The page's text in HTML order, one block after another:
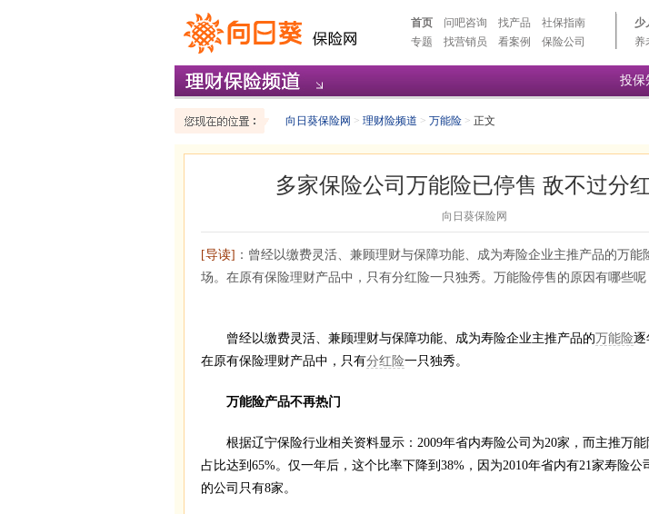
首页 问吧咨询 找产品
社保指南
专题
找营销员 看案例 保险公司
少
养
投保
向日葵保险网 > 理财险频道 > 万能险 > 正文
多家保险公司万能险已停售 敌不过分
向日葵保险网
[导读] ：曾经以缴费灵活、兼顾理财与保障功能、成为寿险企业主推产品的万能
场。在原有保险理财产品中，只有分红险一只独秀。万能险停售的原因有哪些呢
曾经以缴费灵活、兼顾理财与保障功能、成为寿险企业主推产品的万能险逐
在原有保险理财产品中，只有分红险一只独秀。
万能险产品不再热门
根据辽宁保险行业相关资料显示：2009年省内寿险公司为20家，而主推万能
占比达到65%。仅一年后，这个比率下降到38%，因为2010年省内有21家寿险公
的公司只有8家。